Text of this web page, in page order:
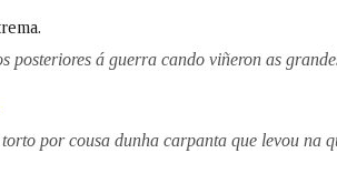
DE BUSCA
posteriores á guerra cando viñeron as
por cousa dunha carpanta que levou na